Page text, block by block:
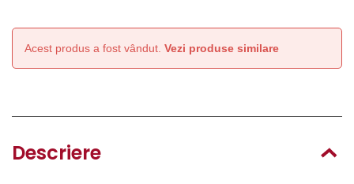
Acest produs a fost vândut. Vezi produse similare
Descriere